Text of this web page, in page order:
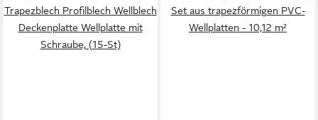
Trapezblech Profilblech Wellblech
Deckenplatte Wellplatte mit
Schraube, (15-St)
Set aus trapezförmigen PVC-
Wellplatten - 10,12 m²